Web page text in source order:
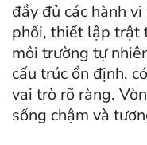
đầy đủ các hành
phối, thiết lập trật
môi trường tự
cấu trúc ổn định,
vai trò rõ ràng.
sống chậm và